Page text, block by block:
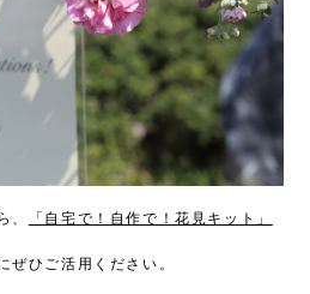
「自宅で！自作で！花見キット」
ぜひご活用ください。